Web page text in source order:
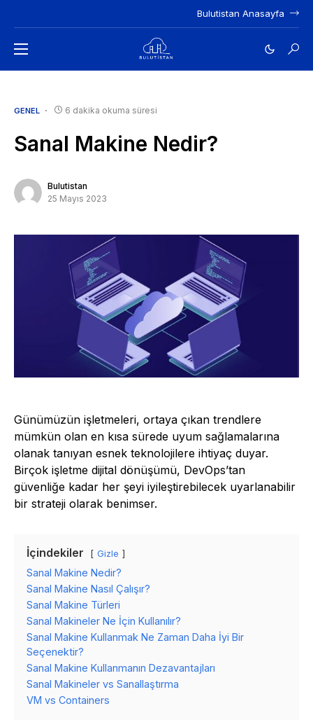
Bulutistan Anasayfa
GENEL 6 dakika okuma süresi
Sanal Makine Nedir?
Bulutistan
25 Mayıs 2023
Günümüzün işletmeleri, ortaya çıkan trendlere
mümkün olan en kısa sürede uyum sağlamalarına
olanak tanıyan esnek teknolojilere ihtiyaç duyar.
Birçok işletme dijital dönüşümü, DevOps’tan
güvenliğe kadar her şeyi iyileştirebilecek uyarlanabilir
bir strateji olarak benimser.
İçindekiler Gizle
Sanal Makine Nedir?
Sanal Makine Nasıl Çalışır?
Sanal Makine Türleri
Sanal Makineler Ne İçin Kullanılır?
Sanal Makine Kullanmak Ne Zaman Daha İyi Bir
Seçenektir?
Sanal Makine Kullanmanın Dezavantajları
Sanal Makineler vs Sanallaştırma
VM vs Containers